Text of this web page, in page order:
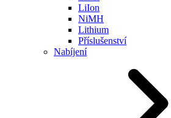
LiIon
NiMH
Lithium
Příslušenství
Nabíjení